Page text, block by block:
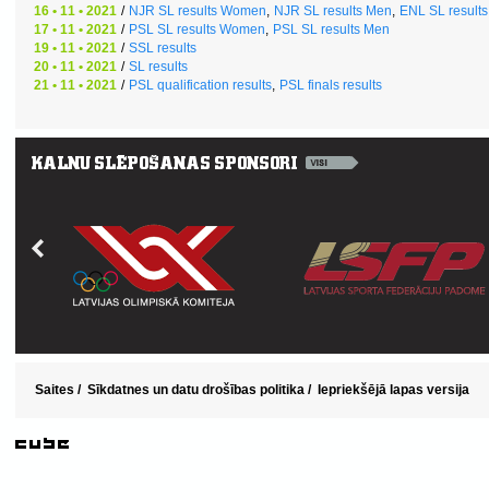
16 • 11 • 2021 / NJR SL results Women, NJR SL results Men, ENL SL
17 • 11 • 2021 / PSL SL results Women, PSL SL results Men
19 • 11 • 2021 / SSL results
20 • 11 • 2021 / SL results
21 • 11 • 2021 / PSL qualification results, PSL finals results
Saites / Sīkdatnes un datu drošības politika / Iepriekšējā lapas versija